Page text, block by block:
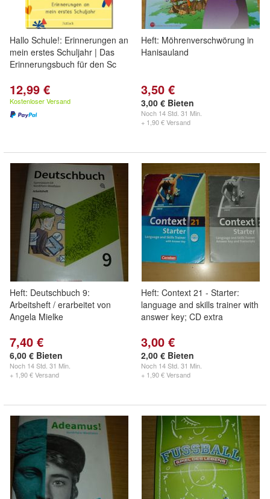
Hallo Schule!: Erinnerungen an
mein erstes Schuljahr | Das
Erinnerungsbuch für den Sc
12,99 €
Kostenloser Versand
Heft: Möhrenverschwörung in
Hanisauland
3,50 €
3,00 € Bieten
Noch 14 Std. 31 Min.
+ 1,90 € Versand
Heft: Deutschbuch 9:
Arbeitsheft / erarbeitet von
Angela Mielke
7,40 €
6,00 € Bieten
Noch 14 Std. 31 Min.
+ 1,90 € Versand
Heft: Context 21 - Starter:
language and skills trainer with
answer key; CD extra
3,00 €
2,00 € Bieten
Noch 14 Std. 31 Min.
+ 1,90 € Versand